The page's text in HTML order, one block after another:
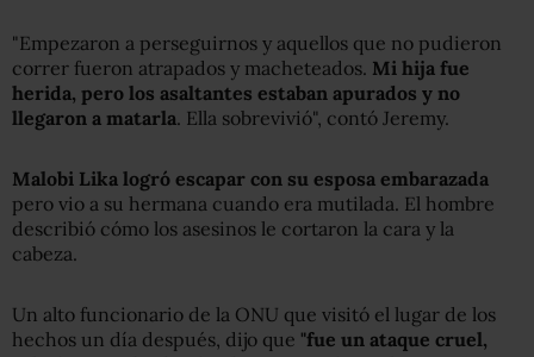
"Empezaron a perseguirnos y aquellos que no pudieron
correr fueron atrapados y macheteados. Mi hija fue
herida, pero los asaltantes estaban apurados y no
llegaron a matarla. Ella sobrevivió", contó Jeremy.
Malobi Lika logró escapar con su esposa embarazada
pero vio a su hermana cuando era mutilada. El hombre
describió cómo los asesinos le cortaron la cara y la
cabeza.
Un alto funcionario de la ONU que visitó el lugar de los
hechos un día después, dijo que "fue un ataque cruel,